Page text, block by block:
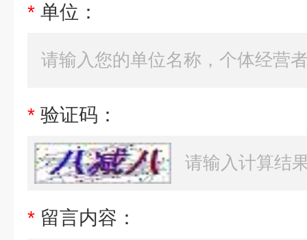
* 单位：
* 验证码：
* 留言内容：